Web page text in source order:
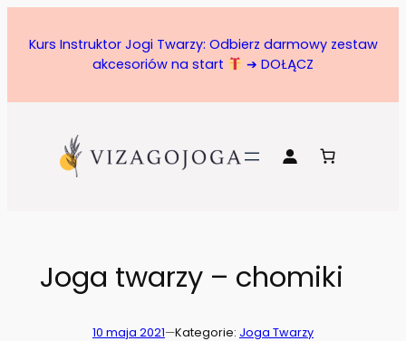
Kurs Instruktor Jogi Twarzy: Odbierz darmowy zestaw
akcesoriów na start
➔ DOŁĄCZ
Joga twarzy – chomiki
10 maja 2021—Kategorie: Joga Twarzy